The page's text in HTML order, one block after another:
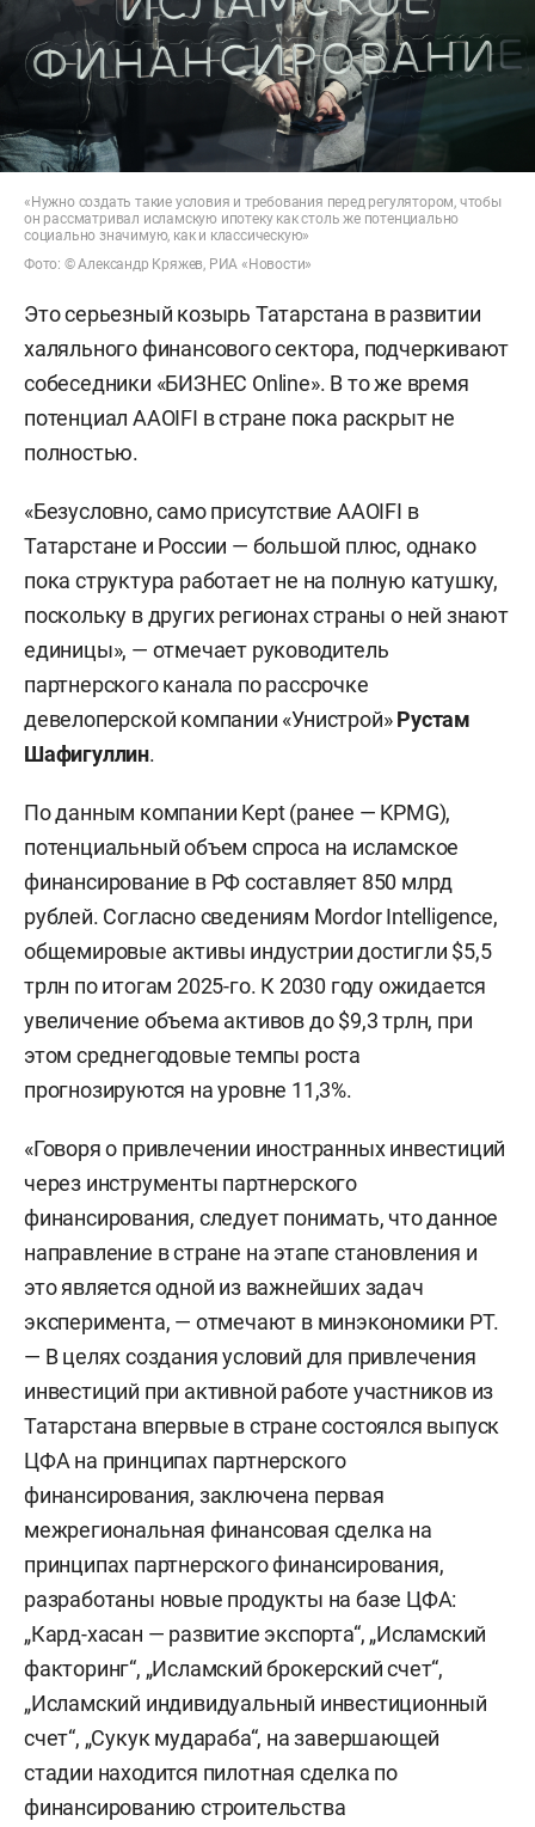
«Нужно создать такие условия и требования перед регулятором, чтобы
он рассматривал исламскую ипотеку как столь же потенциально
социально значимую, как и классическую»
Фото: © Александр Кряжев, РИА «Новости»
Это серьезный козырь Татарстана в развитии
халяльного финансового сектора, подчеркивают
собеседники «БИЗНЕС Online». В то же время
потенциал AAOIFI в стране пока раскрыт не
полностью.
«Безусловно, само присутствие AAOIFI в
Татарстане и России — большой плюс, однако
пока структура работает не на полную катушку,
поскольку в других регионах страны о ней знают
единицы», — отмечает руководитель
партнерского канала по рассрочке
девелоперской компании «Унистрой»Рустам
Шафигуллин.
По данным компании Kept (ранее — KPMG),
потенциальный объем спроса на исламское
финансирование в РФ составляет 850 млрд
рублей. Согласно сведениям Mordor Intelligence,
общемировые активы индустрии достигли $5,5
трлн по итогам 2025-го. К 2030 году ожидается
увеличение объема активов до $9,3 трлн, при
этом среднегодовые темпы роста
прогнозируются на уровне 11,3%.
«Говоря о привлечении иностранных инвестиций
через инструменты партнерского
финансирования, следует понимать, что данное
направление в стране на этапе становления и
это является одной из важнейших задач
эксперимента, — отмечают в минэкономики РТ.
— В целях создания условий для привлечения
инвестиций при активной работе участников из
Татарстана впервые в стране состоялся выпуск
ЦФА на принципах партнерского
финансирования, заключена первая
межрегиональная финансовая сделка на
принципах партнерского финансирования,
разработаны новые продукты на базе ЦФА:
„Кард-хасан — развитие экспорта“, „Исламский
факторинг“, „Исламский брокерский счет“,
„Исламский индивидуальный инвестиционный
счет“, „Сукук мудараба“, на завершающей
стадии находится пилотная сделка по
финансированию строительства